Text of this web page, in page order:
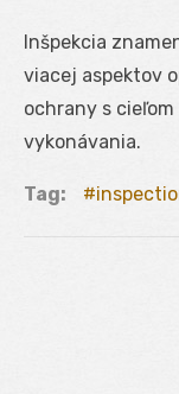
Inšpekcia
viacej aspektov
ochrany s
vykonávania.
Tag: